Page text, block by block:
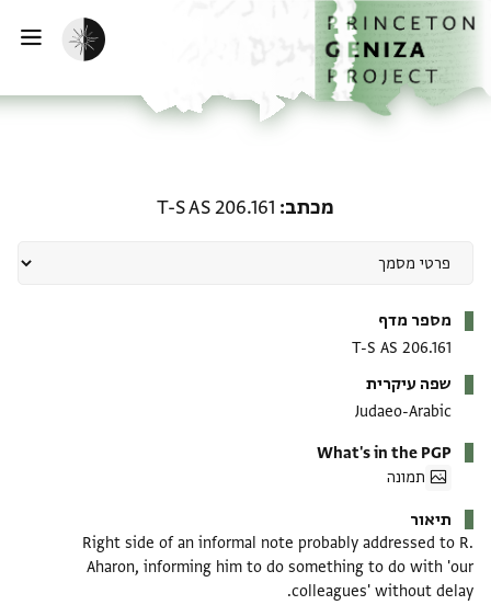
לתוכןהבית
הפעלת מצב כהה
מכתב T-S AS 206.161
מספר מדף
T-S AS 206.161
שפה עיקרית
Judaeo-Arabic
What's in the PGP
תמונה
תיאור
Right side of an informal note probably addressed to R.
Aharon, informing him to do something to do with 'our
colleagues' without delay.